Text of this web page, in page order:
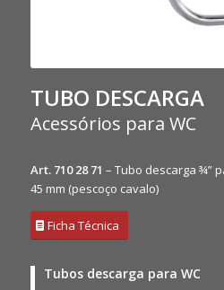
TUBO DESCARGA
Acessórios para WC
Art. 710 28 71 – Tubo descarga ¾”
45 mm (pescoço cavalo)
Ficha Técnica
Tubos descarga para WC